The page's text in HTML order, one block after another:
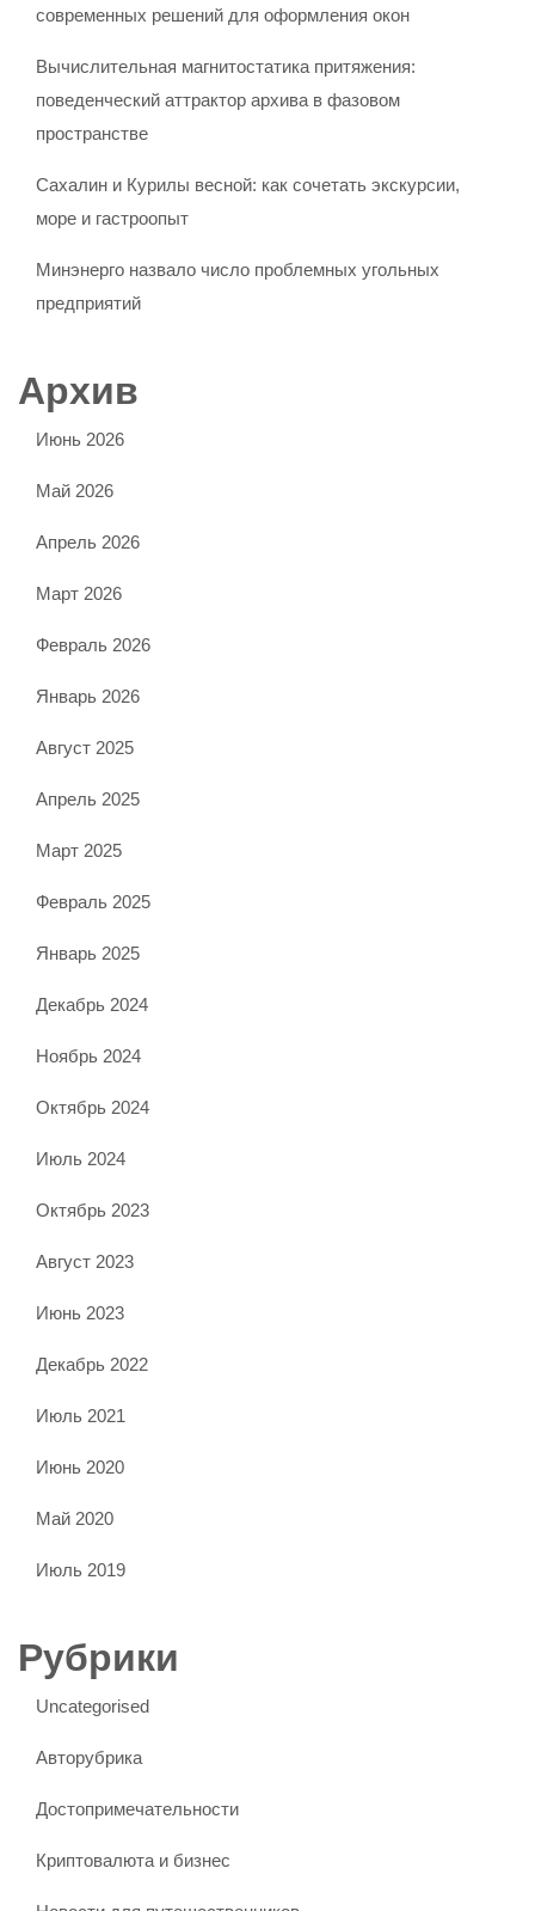
современных решений для оформления окон
Вычислительная магнитостатика притяжения:
поведенческий аттрактор архива в фазовом
пространстве
Сахалин и Курилы весной: как сочетать экскурсии,
море и гастроопыт
Минэнерго назвало число проблемных угольных
предприятий
Архив
Июнь 2026
Май 2026
Апрель 2026
Март 2026
Февраль 2026
Январь 2026
Август 2025
Апрель 2025
Март 2025
Февраль 2025
Январь 2025
Декабрь 2024
Ноябрь 2024
Октябрь 2024
Июль 2024
Октябрь 2023
Август 2023
Июнь 2023
Декабрь 2022
Июль 2021
Июнь 2020
Май 2020
Июль 2019
Рубрики
Uncategorised
Авторубрика
Достопримечательности
Криптовалюта и бизнес